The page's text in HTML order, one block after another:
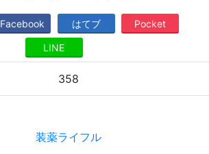
Facebook はてブ Pocket
LINE
358
装薬ライフル